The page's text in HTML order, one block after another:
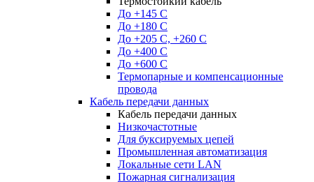
До +145 С
До +180 C
До +205 С, +260 С
До +400 C
До +600 С
Термопарные и компенсационные
провода
Кабель передачи данных
Кабель передачи данных
Низкочастотные
Для буксируемых цепей
Промышленная автоматизация
Локальные сети LAN
Пожарная сигнализация